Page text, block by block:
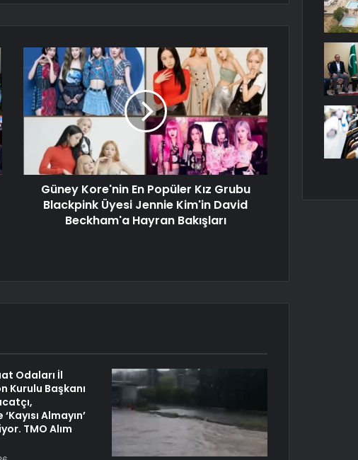
Güney Kore'nin En Popüler Kız Grubu
Blackpink Üyesi Jennie Kim'in David
Beckham'a Hayran Bakışları
Odaları İl
Kurulu Başkanı
Almayın’
TMO Alım